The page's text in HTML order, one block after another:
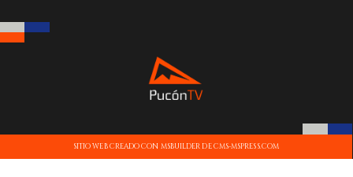
SITIO WEB CREADO CON MSBUILDER DE CMS-MSPRESS.COM